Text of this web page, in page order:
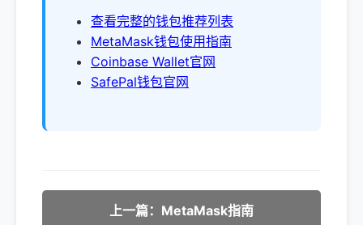
查看完整的钱包推荐列表
MetaMask钱包使用指南
Coinbase Wallet官网
SafePal钱包官网
上一篇：MetaMask指南